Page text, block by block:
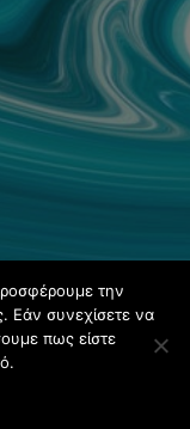
την
Εάν συνεχίσετε να
πως είστε